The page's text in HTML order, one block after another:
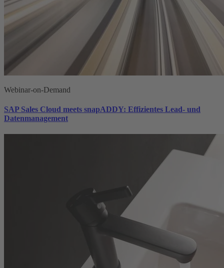
Webinar-on-Demand
SAP Sales Cloud meets snapADDY: Effizientes Lead- und
Datenmanagement